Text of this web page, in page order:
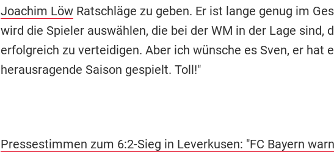
Joachim LöwRatschläge zu geben. Er ist lange genug im
wird die Spieler auswählen, die bei der WM in der Lage sind,
erfolgreich zu verteidigen. Aber ich wünsche es Sven, er hat
herausragende Saison gespielt. Toll!"
Pressestimmen zum 6:2-Sieg in Leverkusen: "FC Bayern